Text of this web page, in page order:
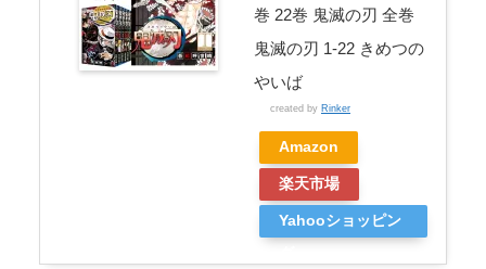
巻 22巻 鬼滅の刃 全巻
鬼滅の刃 1-22 きめつの
やいば
created by Rinker
Amazon
楽天市場
Yahooショッピン